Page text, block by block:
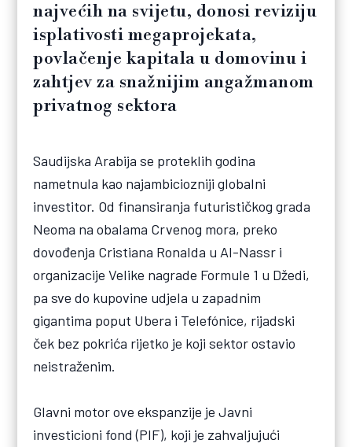
najvećih na svijetu, donosi reviziju
isplativosti megaprojekata,
povlačenje kapitala u domovinu i
zahtjev za snažnijim angažmanom
privatnog sektora
Saudijska Arabija se proteklih godina
nametnula kao najambiciozniji globalni
investitor. Od finansiranja futurističkog grada
Neoma na obalama Crvenog mora, preko
dovođenja Cristiana Ronalda u Al-Nassr i
organizacije Velike nagrade Formule 1 u Džedi,
pa sve do kupovine udjela u zapadnim
gigantima poput Ubera i Telefónice, rijadski
ček bez pokrića rijetko je koji sektor ostavio
neistraženim.
Glavni motor ove ekspanzije je Javni
investicioni fond (PIF), koji je zahvaljujući